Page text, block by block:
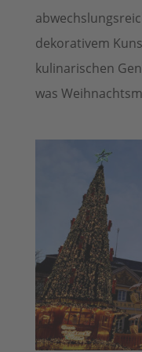
dekorativem
kulinarischen
was